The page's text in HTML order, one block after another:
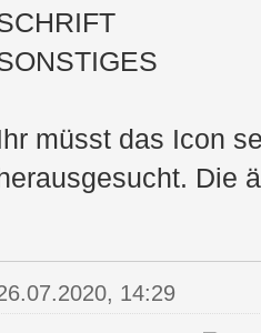
müsst das Icon
Die
14:29